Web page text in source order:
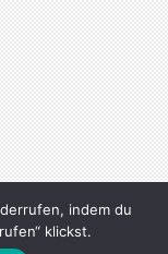
indem du
klickst.